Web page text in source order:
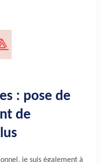
: pose de
de
je suis également à